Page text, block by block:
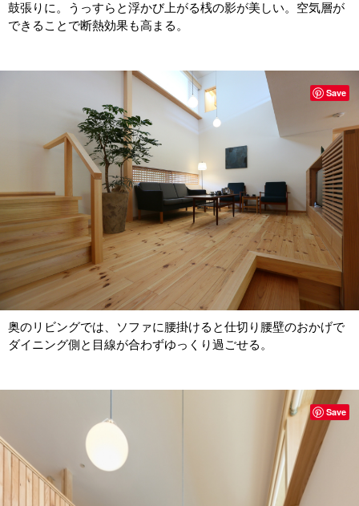
鼓張りに。うっすらと浮かび上がる桟の影が美しい。空気層が
できることで断熱効果も高まる。
奥のリビングでは、ソファに腰掛けると仕切り腰壁のおかげで
ダイニング側と目線が合わずゆっくり過ごせる。
Save
Save